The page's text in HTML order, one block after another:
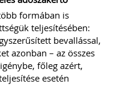
mindenre kiterjedő és
mely megalapozza a
könyvelő és ügyfele között.
kizárólag online
formában is
teljesítésében:
bevallással,
azonban – az összes
főleg azért,
esetén